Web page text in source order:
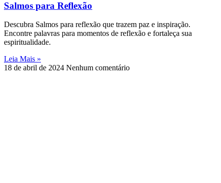
Salmos para Reflexão
Descubra Salmos para reflexão que trazem paz e inspiração.
Encontre palavras para momentos de reflexão e fortaleça sua
espiritualidade.
Leia Mais »
18 de abril de 2024 Nenhum comentário